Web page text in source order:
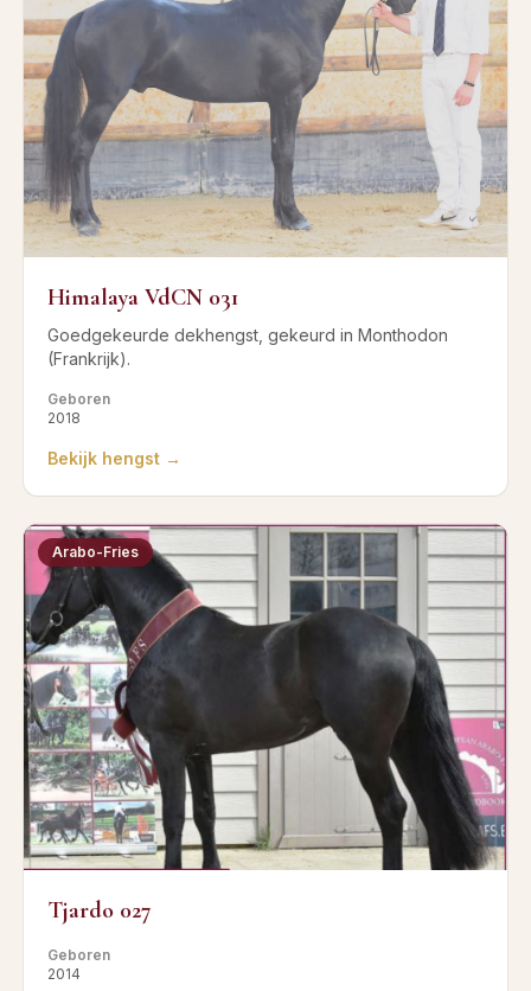
Himalaya VdCN 031
Goedgekeurde dekhengst, gekeurd in Monthodon
(Frankrijk).
Geboren
2018
Bekijk hengst →
Arabo-Fries
Tjardo 027
Geboren
2014